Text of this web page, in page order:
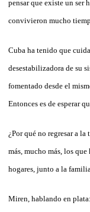
pensar que existe un ser
convivieron mucho
Cuba ha tenido que
desestabilizadora de su
fomentado desde el
Entonces es de esperar
¿Por qué no regresar a
más, mucho más, los
hogares, junto a la
Miren, hablando en